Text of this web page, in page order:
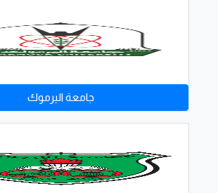
جامعة اليرموك